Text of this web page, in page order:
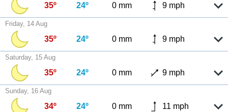
35º 24º 0 mm 9 mph
Friday, 14 Aug
35º 24º 0 mm 9 mph
Saturday, 15 Aug
35º 24º 0 mm 9 mph
Sunday, 16 Aug
34º 24º 0 mm 11 mph